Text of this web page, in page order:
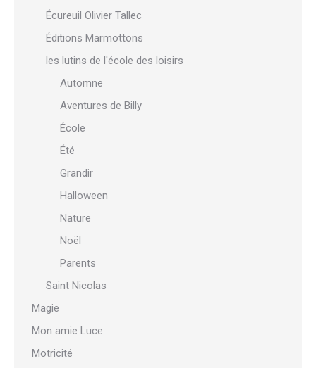
Écureuil Olivier Tallec
Éditions Marmottons
les lutins de l'école des loisirs
Automne
Aventures de Billy
École
Été
Grandir
Halloween
Nature
Noël
Parents
Saint Nicolas
Magie
Mon amie Luce
Motricité